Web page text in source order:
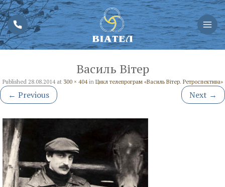
Василь Вітер
Published 28.08.2014at 300 × 404in Цикл телепрограм «Василь Вітер. Ретроспектива»
← Previous Next →